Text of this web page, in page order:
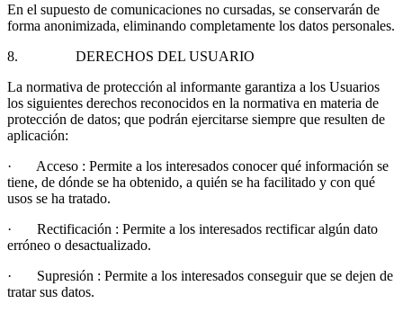
En el supuesto de comunicaciones no cursadas, se conservarán de
forma anonimizada, eliminando completamente los datos personales.
8. DERECHOS DEL USUARIO
La normativa de protección al informante garantiza a los Usuarios
los siguientes derechos reconocidos en la normativa en materia de
protección de datos; que podrán ejercitarse siempre que resulten de
aplicación:
· Acceso : Permite a los interesados conocer qué información se
tiene, de dónde se ha obtenido, a quién se ha facilitado y con qué
usos se ha tratado.
· Rectificación : Permite a los interesados rectificar algún dato
erróneo o desactualizado.
· Supresión : Permite a los interesados conseguir que se dejen de
tratar sus datos.